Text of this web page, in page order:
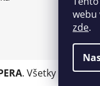
webu
zde.
. Všetky práva